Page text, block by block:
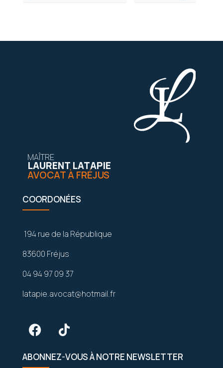
MAÎTRE
LAURENT LATAPIE
AVOCAT À FRÉJUS
COORDONÉES
194 rue de la République
83600 Fréjus
04 94 97 09 37
latapie.avocat@hotmail.fr
ABONNEZ-VOUS À NOTRE NEWSLETTER